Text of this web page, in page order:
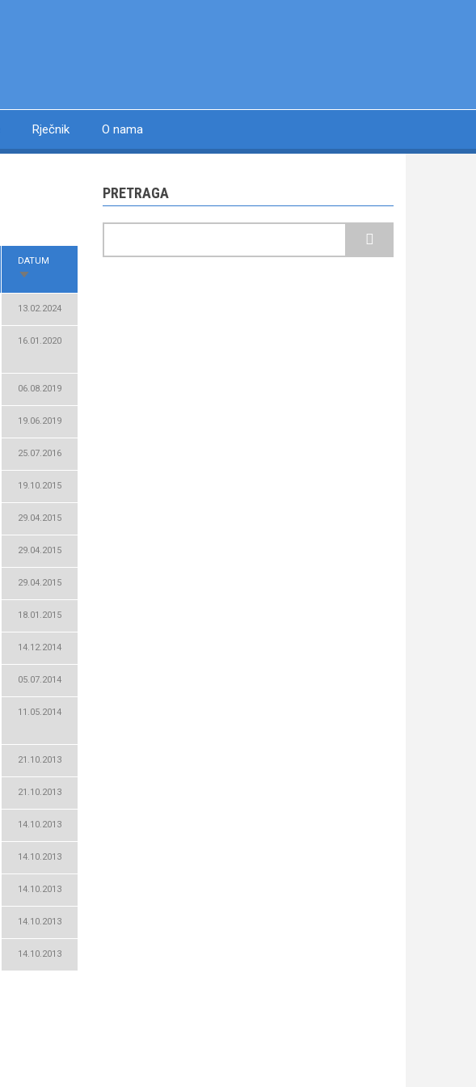
Rječnik O nama
DATUM
SORT
13.02.2024
16.01.2020
06.08.2019
19.06.2019
25.07.2016
19.10.2015
29.04.2015
29.04.2015
29.04.2015
18.01.2015
14.12.2014
05.07.2014
11.05.2014
21.10.2013
21.10.2013
14.10.2013
14.10.2013
14.10.2013
14.10.2013
14.10.2013
PRETRAGA